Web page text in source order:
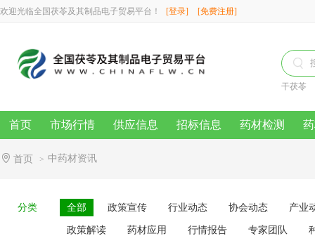
欢迎光临全国茯苓及其制品电子贸易平台！ [登录] [免费注册]

干茯苓
首页 市场行情 供应信息 招标信息 药材检测
首页 > 中药材资讯
分类 全部 政策宣传 行业动态 协会动态 产业
政策解读 药材应用 行情报告 专家团队